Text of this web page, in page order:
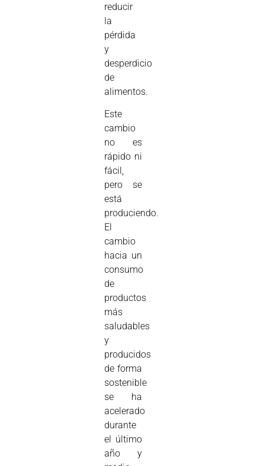
reducir
la
pérdida
y
desperdicio
de
alimentos.
Este
cambio
no es
rápido ni
fácil,
pero se
está
produciendo.
El
cambio
hacia un
consumo
de
productos
más
saludables
y
producidos
de forma
sostenible
se ha
acelerado
durante
el último
año y